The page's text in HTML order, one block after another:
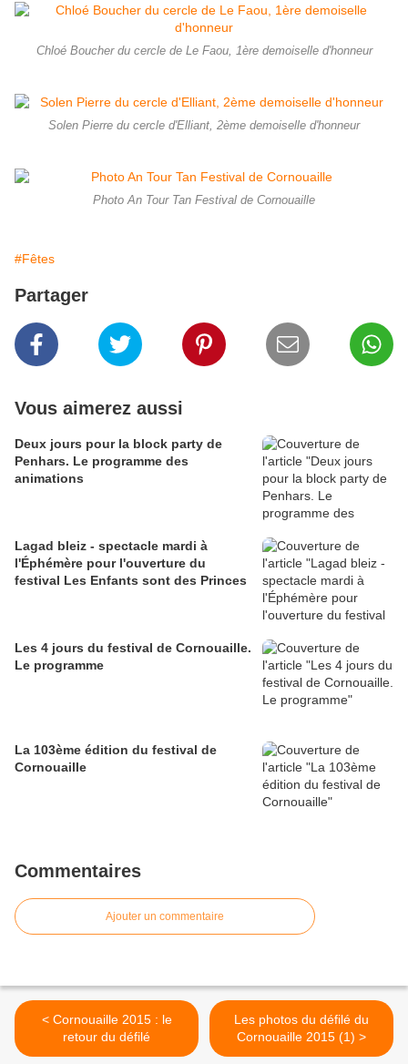
Chloé Boucher du cercle de Le Faou, 1ère demoiselle d'honneur
Solen Pierre du cercle d'Elliant, 2ème demoiselle d'honneur
Photo An Tour Tan Festival de Cornouaille
#Fêtes
Partager
Vous aimerez aussi
Deux jours pour la block party de
Penhars. Le programme des
animations
Lagad bleiz - spectacle mardi à
l'Éphémère pour l'ouverture du
festival Les Enfants sont des Princes
Les 4 jours du festival de Cornouaille.
Le programme
La 103ème édition du festival de
Cornouaille
Commentaires
Ajouter un commentaire
< Cornouaille 2015 : le
retour du défilé
Les photos du défilé du
Cornouaille 2015 (1) >